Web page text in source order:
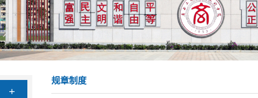
+
规章制度